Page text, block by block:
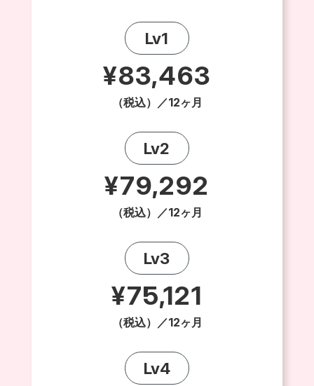
Lv1
¥83,463
（税込）／12ヶ月
Lv2
¥79,292
（税込）／12ヶ月
Lv3
¥75,121
（税込）／12ヶ月
Lv4